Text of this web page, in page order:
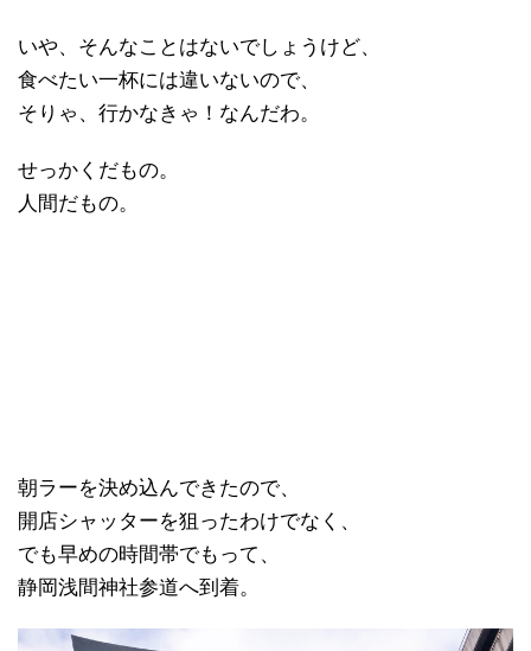
いや、そんなことはないでしょうけど、
食べたい一杯には違いないので、
そりゃ、行かなきゃ！なんだわ。
せっかくだもの。
人間だもの。
朝ラーを決め込んできたので、
開店シャッターを狙ったわけでなく、
でも早めの時間帯でもって、
静岡浅間神社参道へ到着。